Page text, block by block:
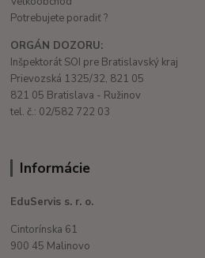
Potrebujete poradiť ?
ORGÁN DOZORU:
Inšpektorát SOI pre Bratislavský kraj
Prievozská 1325/32, 821 05
821 05 Bratislava - Ružinov
tel. č.: 02/582 722 03
Informácie
EduServis s. r. o.
Cintorínska 61
900 45 Malinovo